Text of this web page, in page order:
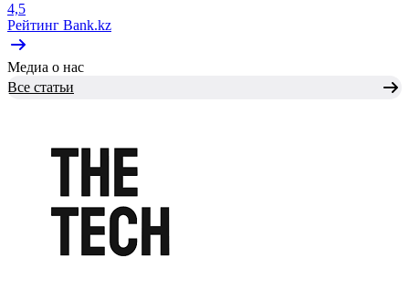
4,5
Рейтинг Bank.kz
Медиа о нас
Все статьи